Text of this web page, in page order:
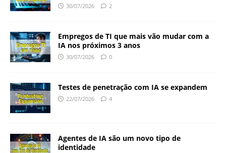
30/07/2026 2
Empregos de TI que mais vão mudar com a
IA nos próximos 3 anos
30/07/2026 0
Testes de penetração com IA se expandem
22/07/2026 4
Agentes de IA são um novo tipo de
identidade